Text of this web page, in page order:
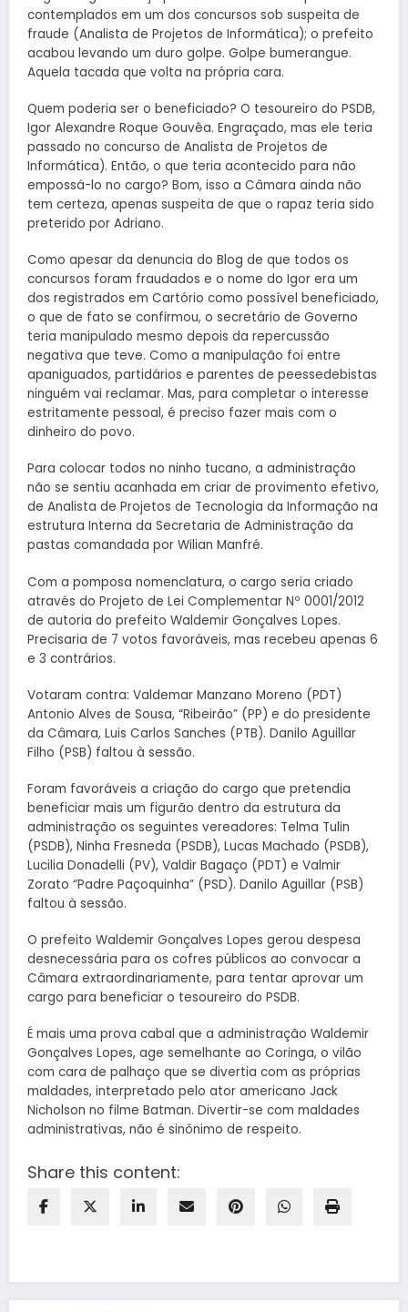
contemplados em um dos concursos sob suspeita de
fraude (Analista de Projetos de Informática); o prefeito
acabou levando um duro golpe. Golpe bumerangue.
Aquela tacada que volta na própria cara.
Quem poderia ser o beneficiado? O tesoureiro do PSDB,
Igor Alexandre Roque Gouvêa. Engraçado, mas ele teria
passado no concurso de Analista de Projetos de
Informática). Então, o que teria acontecido para não
empossá-lo no cargo? Bom, isso a Câmara ainda não
tem certeza, apenas suspeita de que o rapaz teria sido
preterido por Adriano.
Como apesar da denuncia do Blog de que todos os
concursos foram fraudados e o nome do Igor era um
dos registrados em Cartório como possível beneficiado,
o que de fato se confirmou, o secretário de Governo
teria manipulado mesmo depois da repercussão
negativa que teve. Como a manipulação foi entre
apaniguados, partidários e parentes de peessedebistas
ninguém vai reclamar. Mas, para completar o interesse
estritamente pessoal, é preciso fazer mais com o
dinheiro do povo.
Para colocar todos no ninho tucano, a administração
não se sentiu acanhada em criar de provimento efetivo,
de Analista de Projetos de Tecnologia da Informação na
estrutura Interna da Secretaria de Administração da
pastas comandada por Wilian Manfré.
Com a pomposa nomenclatura, o cargo seria criado
através do Projeto de Lei Complementar Nº 0001/2012
de autoria do prefeito Waldemir Gonçalves Lopes.
Precisaria de 7 votos favoráveis, mas recebeu apenas 6
e 3 contrários.
Votaram contra: Valdemar Manzano Moreno (PDT)
Antonio Alves de Sousa, “Ribeirão” (PP) e do presidente
da Câmara, Luis Carlos Sanches (PTB). Danilo Aguillar
Filho (PSB) faltou à sessão.
Foram favoráveis a criação do cargo que pretendia
beneficiar mais um figurão dentro da estrutura da
administração os seguintes vereadores: Telma Tulin
(PSDB), Ninha Fresneda (PSDB), Lucas Machado (PSDB),
Lucilia Donadelli (PV), Valdir Bagaço (PDT) e Valmir
Zorato “Padre Paçoquinha” (PSD). Danilo Aguillar (PSB)
faltou à sessão.
O prefeito Waldemir Gonçalves Lopes gerou despesa
desnecessária para os cofres públicos ao convocar a
Câmara extraordinariamente, para tentar aprovar um
cargo para beneficiar o tesoureiro do PSDB.
É mais uma prova cabal que a administração Waldemir
Gonçalves Lopes, age semelhante ao Coringa, o vilão
com cara de palhaço que se divertia com as próprias
maldades, interpretado pelo ator americano Jack
Nicholson no filme Batman. Divertir-se com maldades
administrativas, não é sinônimo de respeito.
Share this content: